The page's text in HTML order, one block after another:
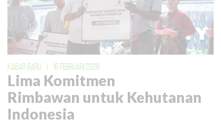
KABAR BARU 16 FEBRUARI 2026
Lima Komitmen
Rimbawan untuk Kehutanan
Indonesia